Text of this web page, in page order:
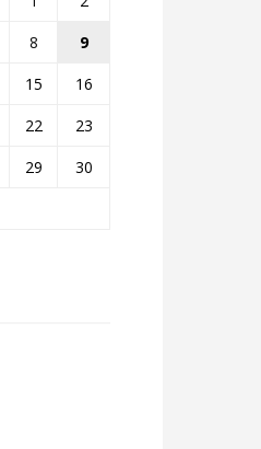
8
9
15
16
22
23
29
30